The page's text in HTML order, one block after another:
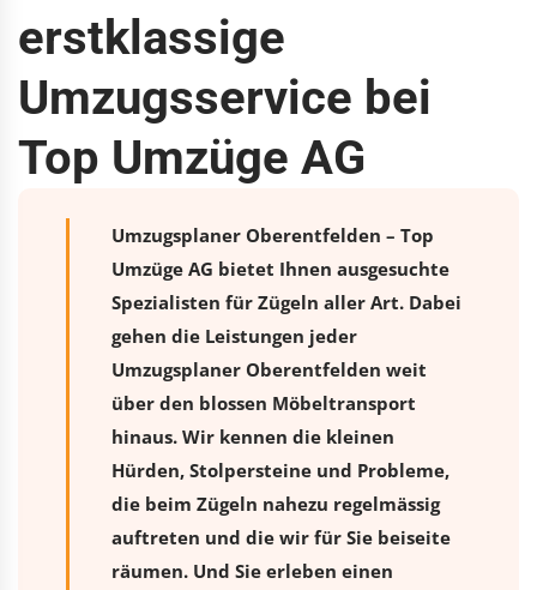
erstklassige
Umzugsservice bei
Top Umzüge AG
Umzugsplaner Oberentfelden – Top
Umzüge AG bietet Ihnen ausgesuchte
Spezialisten für Zügeln aller Art. Dabei
gehen die Leistungen jeder
Umzugsplaner Oberentfelden weit
über den blossen Möbeltransport
hinaus. Wir kennen die kleinen
Hürden, Stolpersteine und Probleme,
die beim Zügeln nahezu regelmässig
auftreten und die wir für Sie beiseite
räumen. Und Sie erleben einen